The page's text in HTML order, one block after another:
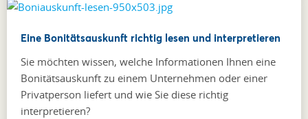
Eine Bonitätsauskunft richtig lesen und interpretieren
Sie möchten wissen, welche Informationen Ihnen eine
Bonitätsauskunft zu einem Unternehmen oder einer
Privatperson liefert und wie Sie diese richtig
interpretieren?